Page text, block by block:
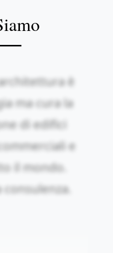
è
ma cura la
di edifici
e
il mondo.